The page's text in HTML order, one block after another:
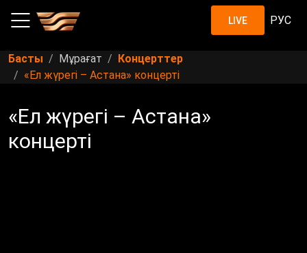
LIVE РУС
Басты Мұрағат
Концерттер
«Ел жүрегі – Астана» концерті
«Ел жүрегі – Астана»
концерті